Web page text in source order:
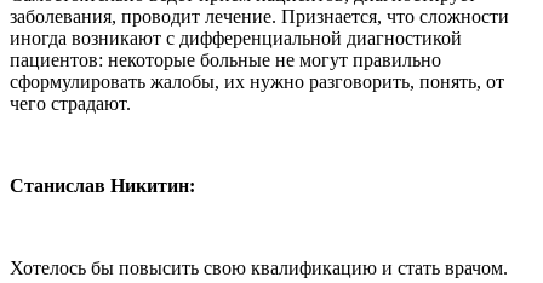
заболевания, проводит лечение. Признается, что сложности
иногда возникают с дифференциальной диагностикой
пациентов: некоторые больные не могут правильно
сформулировать жалобы, их нужно разговорить, понять, от
чего страдают.
Станислав Никитин:
Хотелось бы повысить свою квалификацию и стать врачом.